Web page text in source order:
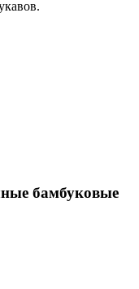
бамбуковые